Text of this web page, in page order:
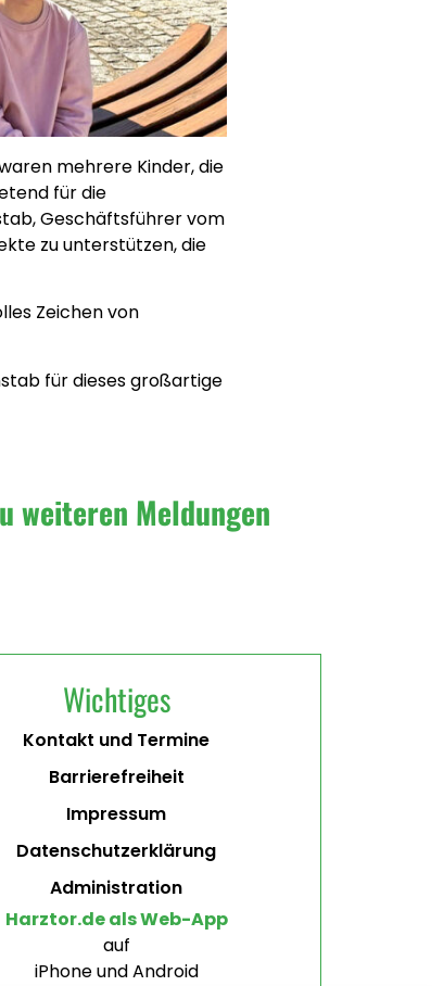
mehrere Kinder, die
für die
Geschäftsführer vom
zu unterstützen, die
Zeichen von
für dieses großartige
weiteren Meldungen
Wichtiges
Kontakt und Termine
Barrierefreiheit
Impressum
Datenschutzerklärung
Administration
Harztor.de als Web-App
auf
iPhone und Android